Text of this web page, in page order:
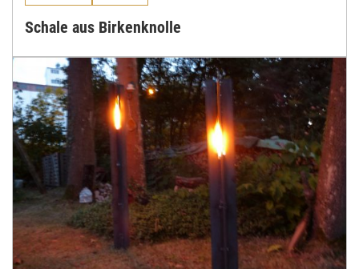
Schale aus Birkenknolle